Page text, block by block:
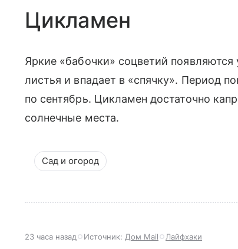
Цикламен
Яркие «бабочки» соцветий
листья и впадает в «спячку». Период
по сентябрь. Цикламен достаточно
солнечные места.
Сад и огород
23 часа назад Источник: Дом Mail Лайфхаки